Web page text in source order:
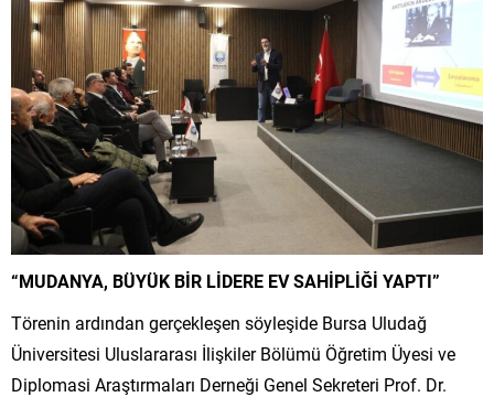
“MUDANYA, BÜYÜK BİR LİDERE EV SAHİPLİĞİ YAPTI”
Törenin ardından gerçekleşen söyleşide Bursa Uludağ
Üniversitesi Uluslararası İlişkiler Bölümü Öğretim Üyesi ve
Diplomasi Araştırmaları Derneği Genel Sekreteri Prof. Dr.